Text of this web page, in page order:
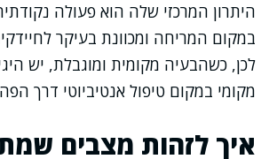
היתרון המרכזי שלה הוא פעולה
במקום המריחה ומכוונת בעיקר
לכן, כשהבעיה מקומית ומוגבלת, יש
מקומי במקום טיפול אנטיביוטי דרך
איך לזהות מצבים